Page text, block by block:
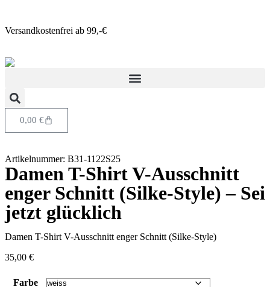
Versandkostenfrei ab 99,-€
0,00 €
Artikelnummer: B31-1122S25
Damen T-Shirt V-Ausschnitt
enger Schnitt (Silke-Style) – Sei
jetzt glücklich
Damen T-Shirt V-Ausschnitt enger Schnitt (Silke-Style)
35,00 €
Farbe